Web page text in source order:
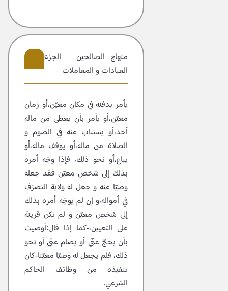
منهاج الصالحين – الجزء 2 –
العبادات و المعاملات
يأمر بدفنه في مكان معيّن،أو زمان
معيّن،أو يأمر بأن يعطى من ماله
أحد،أو يستناب عنه في الصوم و
الصلاة من ماله،أو يوقف ماله،أو
يباع،أو نحو ذلك، فإذا وجّه أمره
بذلك إلى شخص معيّن فقد جعله
وصيّا عنه و جعل له ولاية التصرّف
في أمواله،و إن لم يوجّه أمره بذلك
إلى شخص معيّن و لم تكن قرينة
على التعيين،-كما إذا قال:أوصيت
بأن يحجّ عنّي أو يصام عنّي أو نحو
ذلك، فلم يجعل له وصيّا معيّنا-كان
تنفيذه من وظائف الحاكم
الشرعي.